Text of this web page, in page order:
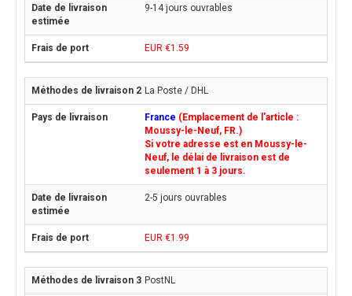
9-14 jours ouvrables
EUR €1.59
La Poste / DHL
France (Emplacement de l'article :
Moussy-le-Neuf, FR.)
Si votre adresse est en Moussy-le-
Neuf, le délai de livraison est de
seulement 1 à 3 jours.
2-5 jours ouvrables
EUR €1.99
PostNL